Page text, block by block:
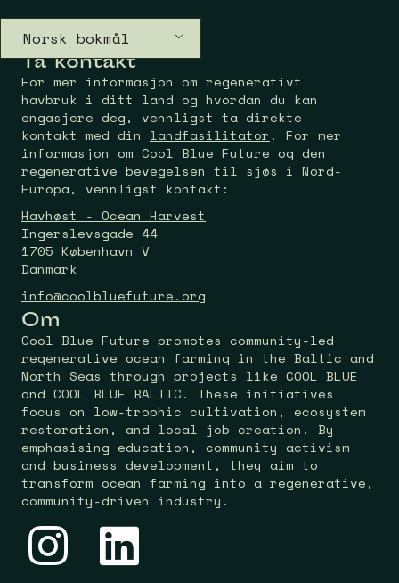
Norsk bokmål
Ta kontakt
For mer informasjon om regenerativt
havbruk i ditt land og hvordan du kan
engasjere deg, vennligst ta direkte
kontakt med din landfasilitator . For mer
informasjon om Cool Blue Future og den
regenerative bevegelsen til sjøs i Nord-
Europa, vennligst kontakt:
Havhøst - Ocean Harvest
Ingerslevsgade 44
1705 København V
Danmark
info@coolbluefuture.org
Om
Cool Blue Future promotes community-led
regenerative ocean farming in the Baltic and
North Seas through projects like COOL BLUE
and COOL BLUE BALTIC. These initiatives
focus on low-trophic cultivation, ecosystem
restoration, and local job creation. By
emphasising education, community activism
and business development, they aim to
transform ocean farming into a regenerative,
community-driven industry.